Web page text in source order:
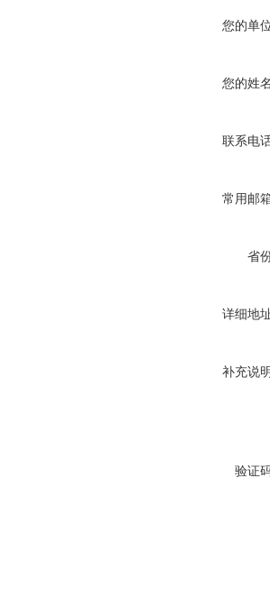
您的单
您的姓
联系电
常用邮
省
详细地
补充说
验证